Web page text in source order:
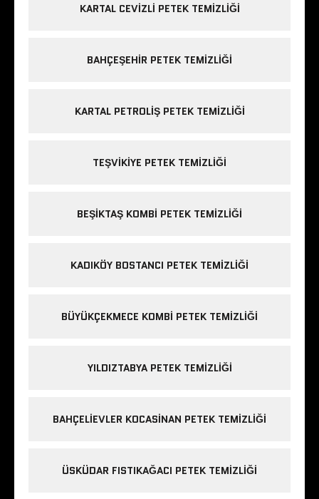
KARTAL CEVIZLI PETEK TEMIZLIĞI
BAHÇEŞEHIR PETEK TEMIZLIĞI
KARTAL PETROLIŞ PETEK TEMIZLIĞI
TEŞVIKIYE PETEK TEMIZLIĞI
BEŞIKTAŞ KOMBI PETEK TEMIZLIĞI
KADIKÖY BOSTANCI PETEK TEMIZLIĞI
BÜYÜKÇEKMECE KOMBI PETEK TEMIZLIĞI
YILDIZTABYA PETEK TEMIZLIĞI
BAHÇELIEVLER KOCASINAN PETEK TEMIZLIĞI
ÜSKÜDAR FISTIKAĞACI PETEK TEMIZLIĞI